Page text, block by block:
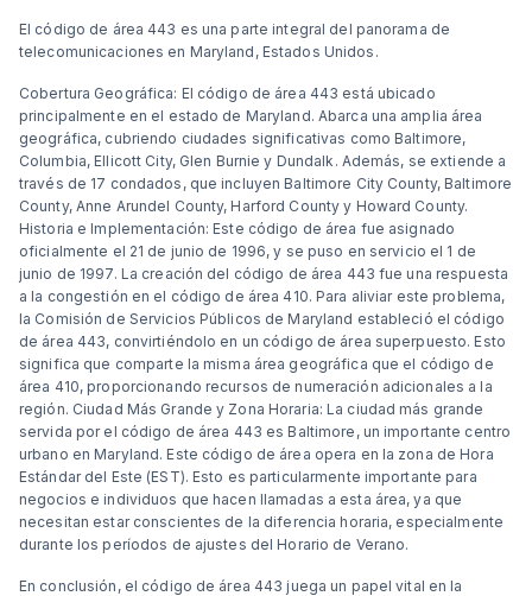
El código de área 443 es una parte integral del panorama de
telecomunicaciones en Maryland, Estados Unidos.
Cobertura Geográfica: El código de área 443 está ubicado
principalmente en el estado de Maryland. Abarca una amplia área
geográfica, cubriendo ciudades significativas como Baltimore,
Columbia, Ellicott City, Glen Burnie y Dundalk. Además, se extiende a
través de 17 condados, que incluyen Baltimore City County, Baltimore
County, Anne Arundel County, Harford County y Howard County.
Historia e Implementación: Este código de área fue asignado
oficialmente el 21 de junio de 1996, y se puso en servicio el 1 de
junio de 1997. La creación del código de área 443 fue una respuesta
a la congestión en el código de área 410. Para aliviar este problema,
la Comisión de Servicios Públicos de Maryland estableció el código
de área 443, convirtiéndolo en un código de área superpuesto. Esto
significa que comparte la misma área geográfica que el código de
área 410, proporcionando recursos de numeración adicionales a la
región. Ciudad Más Grande y Zona Horaria: La ciudad más grande
servida por el código de área 443 es Baltimore, un importante centro
urbano en Maryland. Este código de área opera en la zona de Hora
Estándar del Este (EST). Esto es particularmente importante para
negocios e individuos que hacen llamadas a esta área, ya que
necesitan estar conscientes de la diferencia horaria, especialmente
durante los períodos de ajustes del Horario de Verano.
En conclusión, el código de área 443 juega un papel vital en la